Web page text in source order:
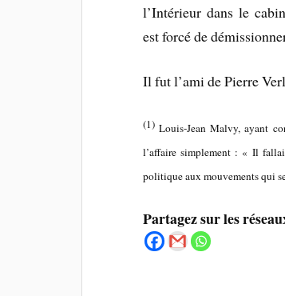
l’Intérieur dans le
est forcé de
Il fut l’ami de Pierre
(1) Louis-Jean Malvy, ayant
l’affaire simplement : « Il
politique aux mouvements qui
Partagez sur les